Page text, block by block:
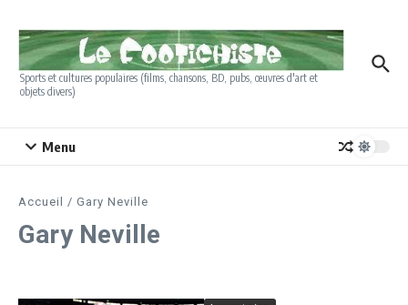
Sports et cultures populaires (films, chansons, BD, pubs, œuvres d'art et
objets divers)
Menu
Accueil / Gary Neville
Gary Neville